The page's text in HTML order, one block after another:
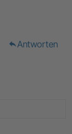
replyAntworten